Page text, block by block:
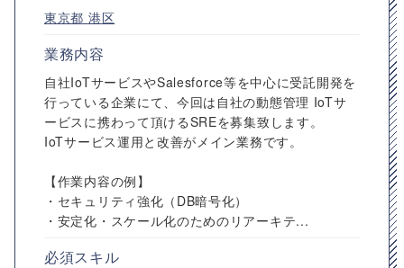
東京都 港区
業務内容
自社IoTサービスやSalesforce等を中心に受託開発を
行っている企業にて、今回は自社の動態管理 IoTサ
ービスに携わって頂けるSREを募集致します。
IoTサービス運用と改善がメイン業務です。
【作業内容の例】
・セキュリティ強化（DB暗号化）
・安定化・スケール化のためのリアーキテ...
必須スキル